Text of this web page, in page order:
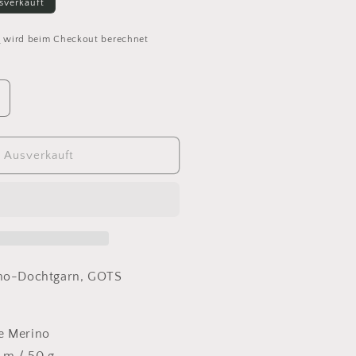
wird beim Checkout berechnet
Ausverkauft
Dochtgarn, GOTS
Merino